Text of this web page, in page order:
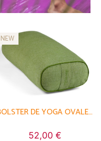
NEW
BOLSTER DE YOGA OVALE EN CHAMBRAY DE COTON BIOLOGIQUE - ÉPEAUTRE
52,00 €